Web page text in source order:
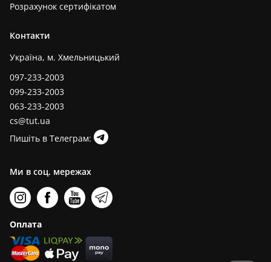
Розрахунок сертифікатом
Контакти
Україна, м. Хмельницький
097-233-2003
099-233-2003
063-233-2003
cs@tut.ua
Пишіть в Телеграм:
Ми в соц. мережах
Оплата